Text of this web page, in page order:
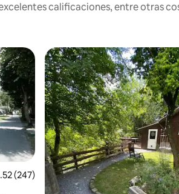
calificaciones, entre otras
promedio: 4.52 de 5, 247 reseñas
(247)